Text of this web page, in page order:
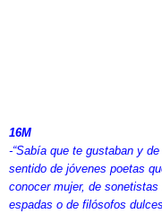
16M
-“Sabía que te gustaban y
sentido de jóvenes poetas
conocer mujer, de
espadas o de filósofos